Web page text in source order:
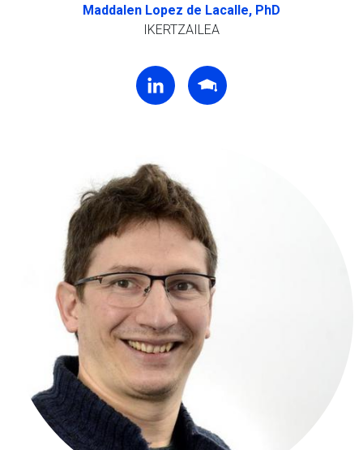
Maddalen Lopez de Lacalle, PhD
IKERTZAILEA